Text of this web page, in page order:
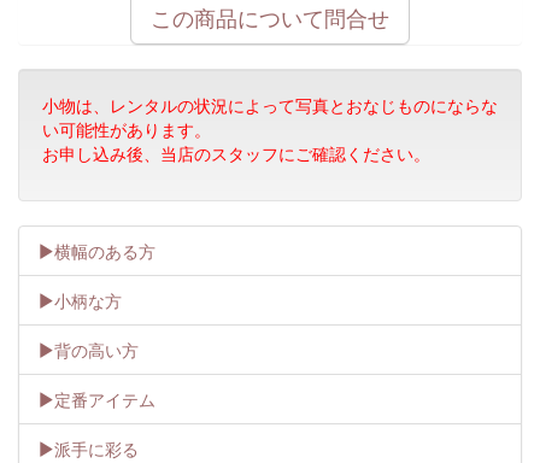
この商品について問合せ
小物は、レンタルの状況によって写真とおなじものにならな
い可能性があります。
お申し込み後、当店のスタッフにご確認ください。
横幅のある方
小柄な方
背の高い方
定番アイテム
派手に彩る